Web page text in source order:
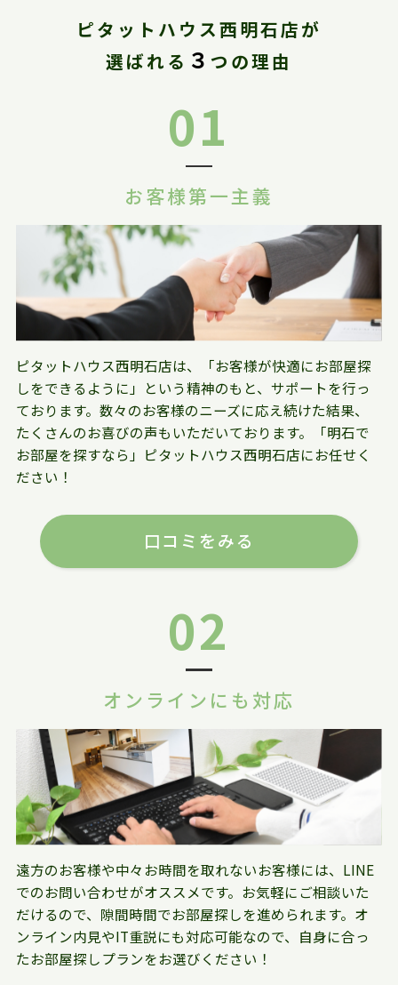
ピタットハウス西明石店が
選ばれる ３ つの理由
01
お客様第一主義
ピタットハウス西明石店は、「お客様が快適にお部屋探
しをできるように」という精神のもと、サポートを行っ
ております。数々のお客様のニーズに応え続けた結果、
たくさんのお喜びの声もいただいております。「明石で
お部屋を探すなら」ピタットハウス西明石店にお任せく
ださい！
口コミをみる
02
オンラインにも対応
遠方のお客様や中々お時間を取れないお客様には、LINE
でのお問い合わせがオススメです。お気軽にご相談いた
だけるので、隙間時間でお部屋探しを進められます。オ
ンライン内見やIT重説にも対応可能なので、自身に合っ
たお部屋探しプランをお選びください！